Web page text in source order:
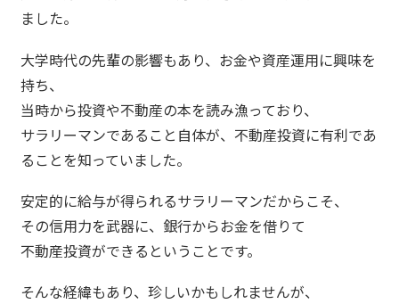
ました。
大学時代の先輩の影響もあり、お金や資産運用に興味を
持ち、
当時から投資や不動産の本を読み漁っており、
サラリーマンであること自体が、不動産投資に有利であ
ることを知っていました。
安定的に給与が得られるサラリーマンだからこそ、
その信用力を武器に、銀行からお金を借りて
不動産投資ができるということです。
そんな経緯もあり、珍しいかもしれませんが、